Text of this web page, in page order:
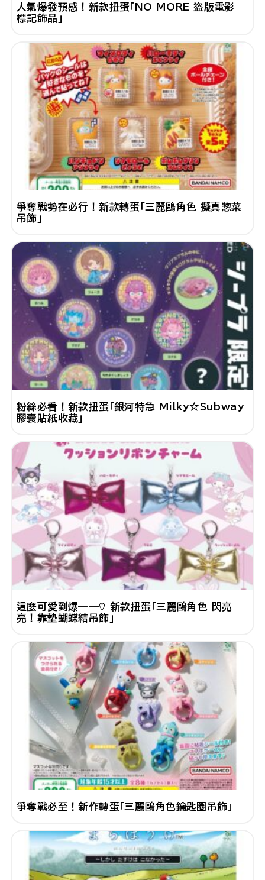
人氣爆發預感！新款扭蛋「NO MORE 盜版電影
標記飾品」
爭奪戰勢在必行！新款轉蛋「三麗鷗角色 擬真惣菜
吊飾」
粉絲必看！新款扭蛋「銀河特急 Milky☆Subway
膠囊貼紙收藏」
這麼可愛到爆——♡ 新款扭蛋「三麗鷗角色 閃亮
亮！靠墊蝴蝶結吊飾」
爭奪戰必至！新作轉蛋「三麗鷗角色鑰匙圈吊飾」